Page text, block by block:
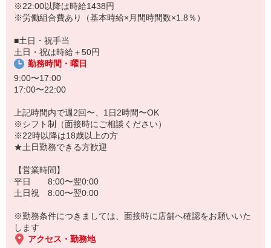
※22:00以降は時給1438円
※労働組合費あり（基本時給×月間時間数×1.8％）
■土日・祝手当
土日・祝は時給＋50円
勤務時間・曜日
9:00〜17:00
17:00〜22:00
上記時間内で週2回〜、1日2時間〜OK
※シフト制（面接時にご相談ください）
※22時以降は18歳以上の方
★土日勤務できる方歓迎
【営業時間】
平日 8:00〜翌0:00
土日祝 8:00〜翌0:00
※勤務条件につきましては、面接時に店舗へ確認をお願いいた
します
アクセス・勤務地